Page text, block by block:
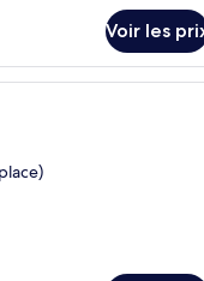
Voir les
hypoallergénique,